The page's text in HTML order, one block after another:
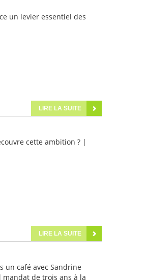
un levier essentiel des
LIRE LA SUITE
cette ambition ? |
LIRE LA SUITE
un café avec Sandrine
de trois ans à la